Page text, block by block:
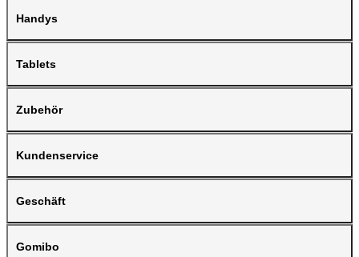
Handys
Tablets
Zubehör
Kundenservice
Geschäft
Gomibo